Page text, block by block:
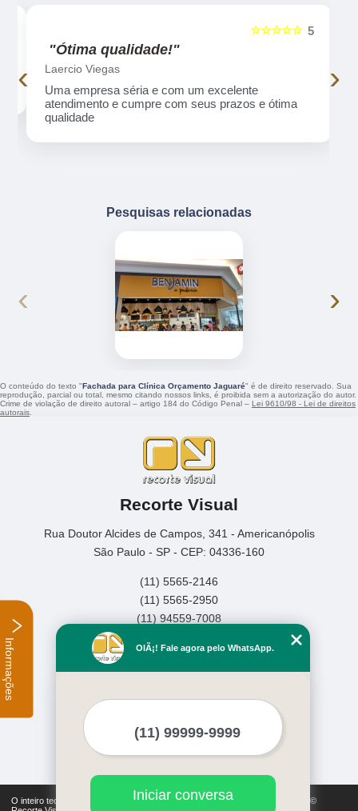
5
☆☆☆☆☆
"Ótima qualidade!"
Laercio Viegas
Uma empresa séria e com um excelente
atendimento e cumpre com seus prazos e ótima
qualidade
‹ ›
Pesquisas relacionadas
‹ ›
O conteúdo do texto "Fachada para Clínica Orçamento Jaguaré" é de direito reservado. Sua
reprodução, parcial ou total, mesmo citando nossos links, é proibida sem a autorização do autor.
Crime de violação de direito autoral – artigo 184 do Código Penal – Lei 9610/98 - Lei de direitos
autorais
Recorte Visual
Rua Doutor Alcides de Campos, 341 - Americanópolis
São Paulo - SP - CEP: 04336-160
(11) 5565-2146
(11) 5565-2950
(11) 94559-7008
Home
Serviços
Mapa do site
Mais Serviços
O inteiro teor deste site está sujeito à proteção de direitos autorais. Copyright©
OlÃ¡! Fale agora pelo WhatsApp.
Iniciar conversa
Informações